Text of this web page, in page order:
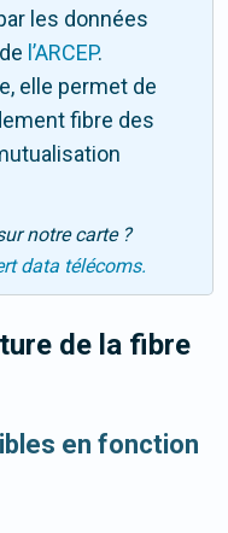
les données
l’ARCEP.
elle permet de
fibre des
notre carte ?
data télécoms.
de la fibre
en fonction